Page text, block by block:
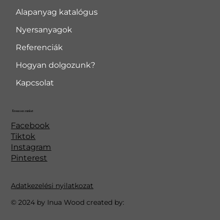
Alapanyag katalógus
Nyersanyagok
Referenciák
Hogyan dolgozunk?
Kapcsolat
Facebook
Tiktok
Instagram
Pinterest
Kövessen minket
© 2024 by Inua Wood created by:
Adatkezelési nyilatkozat